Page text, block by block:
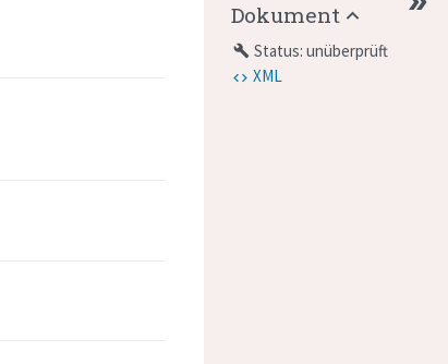
Dokument
build Status: unüberprüft
XML